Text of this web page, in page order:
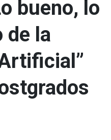
bueno, lo
de la